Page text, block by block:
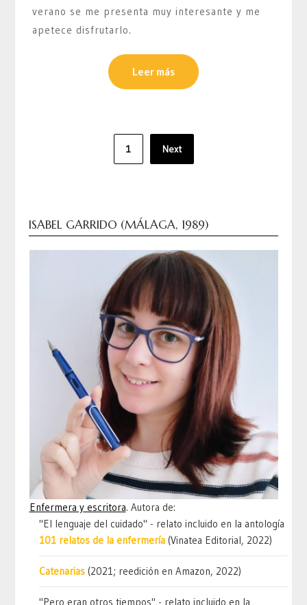
verano se me presenta muy interesante y me
apetece disfrutarlo.
Leer más
1 Next
ISABEL GARRIDO (MÁLAGA, 1989)
Enfermera y escritora. Autora de:
"El lenguaje del cuidado" - relato incluido en la antología
101 relatos de la enfermería (Vinatea Editorial, 2022)
Catenarias (2021; reedición en Amazon, 2022)
"Pero eran otros tiempos" - relato incluido en la